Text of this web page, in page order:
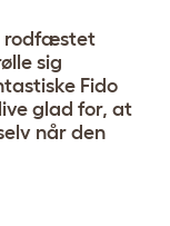
rodfæstet
sig
Fido
glad for, at
når den